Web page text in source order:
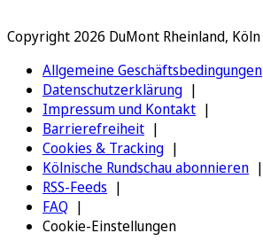
Copyright 2026 DuMont Rheinland, Köln
Allgemeine Geschäftsbedingungen
Datenschutzerklärung
Impressum und Kontakt
Barrierefreiheit
Cookies & Tracking
Kölnische Rundschau abonnieren
RSS-Feeds
FAQ
Cookie-Einstellungen